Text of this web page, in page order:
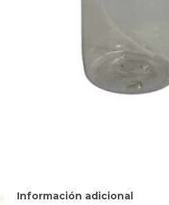
Información adicional